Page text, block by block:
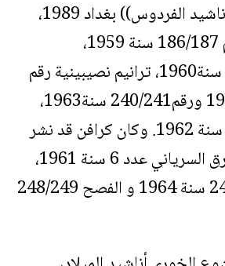
كوركيس كرمو ((أناشيد الفردوس)) بغداد 1989،
الميلاد والدنح رقم 186/187 سنة 1959،
الكنيسة198/199 سنة1960، ترانيم نصيبينية رقم
218/219 سنة1961 ورقم240/241 سنة1963،
البتولية223/224 سنة 1962. وكان كرافن قد نشر
قسماً منها في الشرق السرياني عدد 6 سنة 1961،
الصوم رقم246/247 سنة 1964 و الفصح 248/249